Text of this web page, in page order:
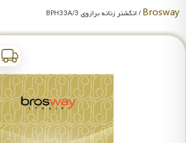
Brosway/ انگشتر زنانه برازوی BPH33A/3